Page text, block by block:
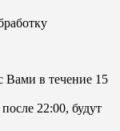
Вами в течение 15
22:00, будут